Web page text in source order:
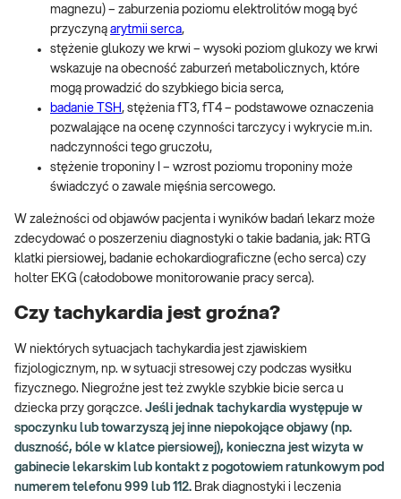
magnezu) – zaburzenia poziomu elektrolitów mogą być
przyczyną arytmii serca,
stężenie glukozy we krwi – wysoki poziom glukozy we krwi
wskazuje na obecność zaburzeń metabolicznych, które
mogą prowadzić do szybkiego bicia serca,
badanie TSH, stężenia fT3, fT4 – podstawowe oznaczenia
pozwalające na ocenę czynności tarczycy i wykrycie m.in.
nadczynności tego gruczołu,
stężenie troponiny I – wzrost poziomu troponiny może
świadczyć o zawale mięśnia sercowego.
W zależności od objawów pacjenta i wyników badań lekarz może
zdecydować o poszerzeniu diagnostyki o takie badania, jak: RTG
klatki piersiowej, badanie echokardiograficzne (echo serca) czy
holter EKG (całodobowe monitorowanie pracy serca).
Czy tachykardia jest groźna?
W niektórych sytuacjach tachykardia jest zjawiskiem
fizjologicznym, np. w sytuacji stresowej czy podczas wysiłku
fizycznego. Niegroźne jest też zwykle szybkie bicie serca u
dziecka przy gorączce. Jeśli jednak tachykardia występuje w
spoczynku lub towarzyszą jej inne niepokojące objawy (np.
duszność, bóle w klatce piersiowej), konieczna jest wizyta w
gabinecie lekarskim lub kontakt z pogotowiem ratunkowym pod
numerem telefonu 999 lub 112. Brak diagnostyki i leczenia